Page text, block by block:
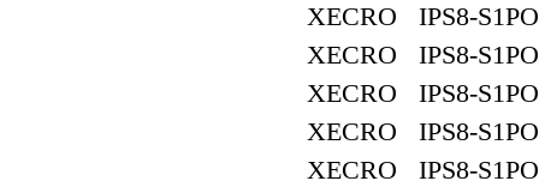
XECRO IPS8-
XECRO IPS8-
XECRO IPS8-
XECRO IPS8-
XECRO IPS8-